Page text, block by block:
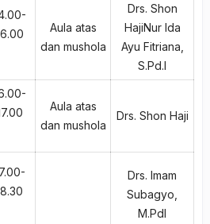
Aula atas
dan mushola
Drs. Shon
HajiNur Ida
Ayu Fitriana,
S.Pd.I
Aula atas
dan mushola
Drs. Shon Haji
Drs. Imam
Subagyo,
M.PdI